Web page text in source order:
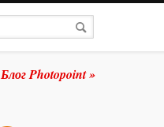
Блог Photopoint »